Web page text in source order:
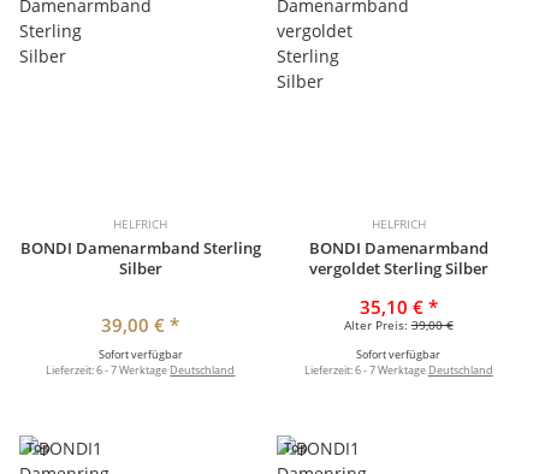
HELFRICH
BONDI Damenarmband Sterling
Silber
39,00 €*
Sofort verfügbar
Lieferzeit:6 - 7 Werktage Deutschland
HELFRICH
BONDI Damenarmband
vergoldet Sterling Silber
35,10 € *
Alter Preis:39,00 €
Sofort verfügbar
Lieferzeit:6 - 7 Werktage Deutschland
Top Top